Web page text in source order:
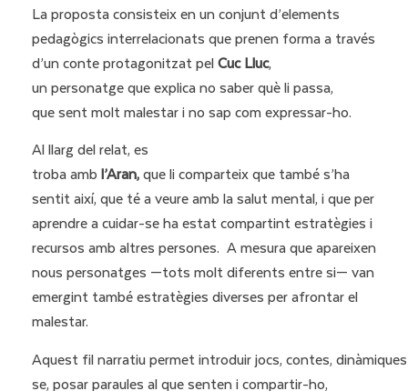
La proposta consisteix en un conjunt d’elements
pedagògics interrelacionats que prenen forma a través
d’un conte protagonitzat pelCuc Lluc,
un personatge que explica no saber què li passa,
que sent molt malestar i no sap com expressar-ho.
Al llarg del relat, es
troba amb l’Aran,que li comparteix que també s’ha
sentit així, que té a veure amb la salut mental, i que per
aprendre a cuidar-se ha estat compartint estratègies i
recursos amb altres persones. A mesura que apareixen
nous personatges —tots molt diferents entre si— van
emergint també estratègies diverses per afrontar el
malestar.
Aquest fil narratiu permet introduir jocs, contes,
se, posar paraules al que senten i compartir-ho,